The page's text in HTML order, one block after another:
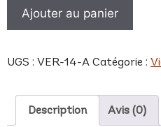
14
Ajouter au panier
UGS : VER-14-A Catégorie :
Description Avis (0)